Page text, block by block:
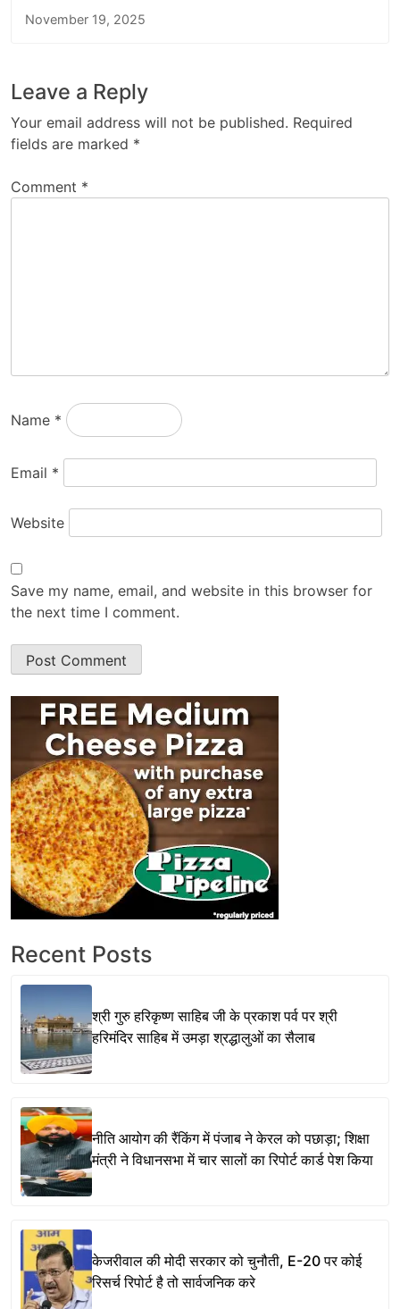
November 19, 2025
Leave a Reply
Your email address will not be published. Required
fields are marked *
Comment *
Name *
Email *
Website
Save my name, email, and website in this browser for
the next time I comment.
Recent Posts
श्री गुरु हरिकृष्ण साहिब जी के प्रकाश पर्व पर श्री
हरिमंदिर साहिब में उमड़ा श्रद्धालुओं का सैलाब
नीति आयोग की रैंकिंग में पंजाब ने केरल को पछाड़ा; शिक्षा
मंत्री ने विधानसभा में चार सालों का रिपोर्ट कार्ड पेश किया
केजरीवाल की मोदी सरकार को चुनौती, E-20 पर कोई
रिसर्च रिपोर्ट है तो सार्वजनिक करे